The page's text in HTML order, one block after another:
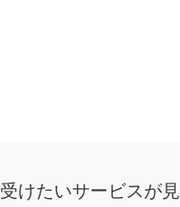
受けたいサービスが